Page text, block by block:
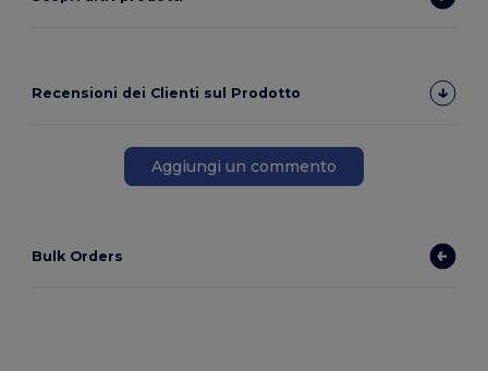
Recensioni dei Clienti sul Prodotto
Aggiungi un commento
Bulk Orders